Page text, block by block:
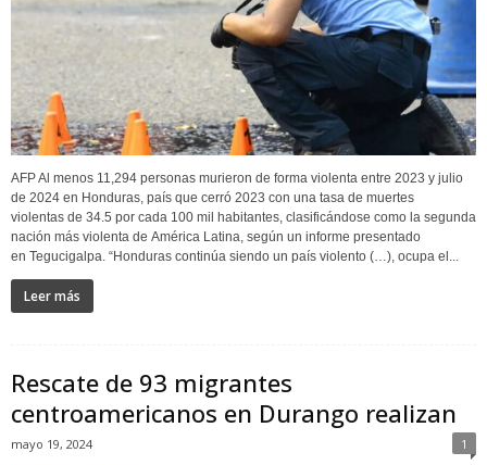
AFP Al menos 11,294 personas murieron de forma violenta entre 2023 y julio
de 2024 en Honduras, país que cerró 2023 con una tasa de muertes
violentas de 34.5 por cada 100 mil habitantes, clasificándose como la segunda
nación más violenta de América Latina, según un informe presentado
en Tegucigalpa. “Honduras continúa siendo un país violento (…), ocupa el...
Leer más
Rescate de 93 migrantes
centroamericanos en Durango realizan
mayo 19, 2024 1